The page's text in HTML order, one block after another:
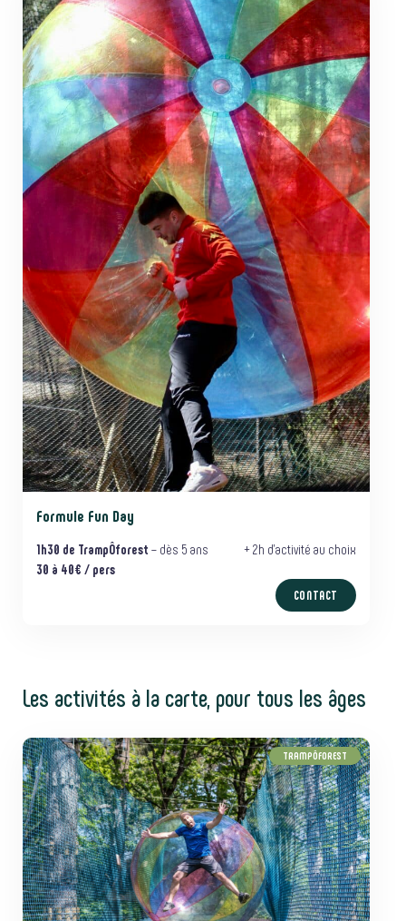
Formule Fun Day
1h30 de TrampÔforest – dès 5 ans
+ 2h d’activité au choix
30 à 40€ / pers
CONTACT
Les activités à la carte, pour tous les âges
TRAMPÔFOREST